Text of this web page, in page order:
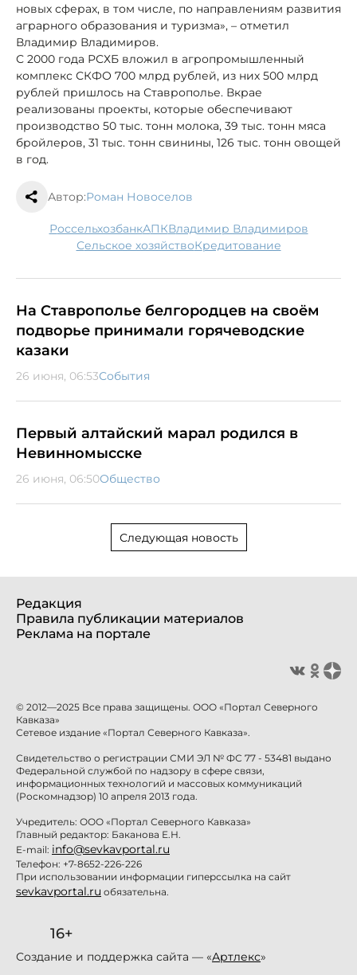
новых сферах, в том числе, по направлениям развития
аграрного образования и туризма», – отметил
Владимир Владимиров.
С 2000 года РСХБ вложил в агропромышленный
комплекс СКФО 700 млрд рублей, из них 500 млрд
рублей пришлось на Ставрополье. Вкрае
реализованы проекты, которые обеспечивают
производство 50 тыс. тонн молока, 39 тыс. тонн мяса
бройлеров, 31 тыс. тонн свинины, 126 тыс. тонн овощей
в год.
Автор:Роман Новоселов
Россельхозбанк АПК Владимир Владимиров
сельское хозяйство кредитование
На Ставрополье белгородцев на своём
подворье принимали горячеводские
казаки
26 июня, 06:53События
Первый алтайский марал родился в
Невинномысске
26 июня, 06:50Общество
Следующая новость
Редакция
Правила публикации материалов
Реклама на портале
© 2012—2025 Все права защищены. ООО «Портал Северного
Кавказа»
Сетевое издание «Портал Северного Кавказа».
Свидетельство о регистрации СМИ ЭЛ № ФС 77 - 53481 выдано
Федеральной службой по надзору в сфере связи,
информационных технологий и массовых коммуникаций
(Роскомнадзор) 10 апреля 2013 года.
Учредитель: ООО «Портал Северного Кавказа»
Главный редактор: Баканова Е.Н.
E-mail: info@sevkavportal.ru
Телефон: +7-8652-226-226
При использовании информации гиперссылка на сайт
sevkavportal.ru обязательна.
16+
Создание и поддержка сайта — «Артлекс»